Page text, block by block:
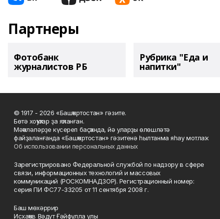
Партнеры
Фотобанк
журналистов РБ
Рубрика "Еда и
напитки"
© 1917 - 2026 «Башҡортостан» гәзите.
Бөтә хоҡуҡтар ҙа яҡланған.
Мәҡәләләрҙе күсереп баҫҡанда, йә уларҙы өлөшләтә
файҙаланғанда «Башҡортостан» гәзитенә һылтанма яһау мотлаҡ.
Об использовании персональных данных
Зарегистрировано Федеральной службой по надзору в сфере
связи, информационных технологий и массовых
коммуникаций (РОСКОМНАДЗОР). Регистрационный номер:
серия ПИ ФС77-33205 от 11 сентября 2008 г.
Баш мөхәррир
Исхаҡов Вәдүт Ғәйфулла улы